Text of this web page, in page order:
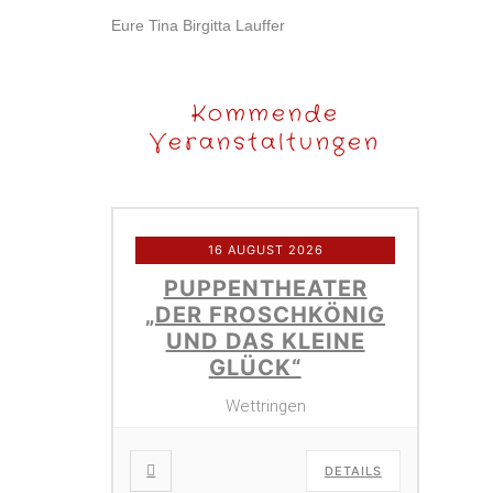
Eure Tina Birgitta Lauffer
Kommende
Veranstaltungen
16 AUGUST 2026
PUPPENTHEATER
„DER FROSCHKÖNIG
UND DAS KLEINE
GLÜCK“
Wettringen
DETAILS